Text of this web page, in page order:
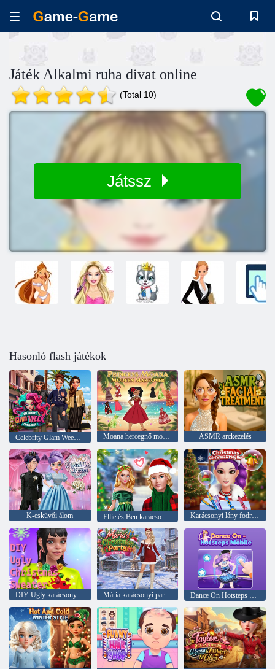
Játék Alkalmi ruha divat online
(Total 10)
Játssz
Hasonló flash játékok
Celebrity Glam Week Challenge Moana hercegnő modern átalakítása ASMR arckezelés
K-esküvői álom Ellie és Ben karácsony este Karácsonyi lány fodrász
DIY Ugly karácsonyi pulóver Mária karácsonyi parti ruha Dance On Hotsteps Mobile